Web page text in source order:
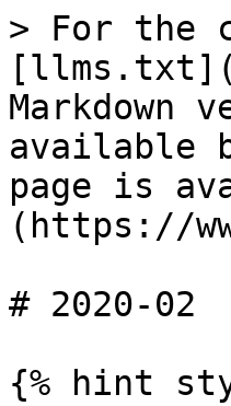
> For the
Markdown
available
page is
(https://
# 2020-02
{% hint